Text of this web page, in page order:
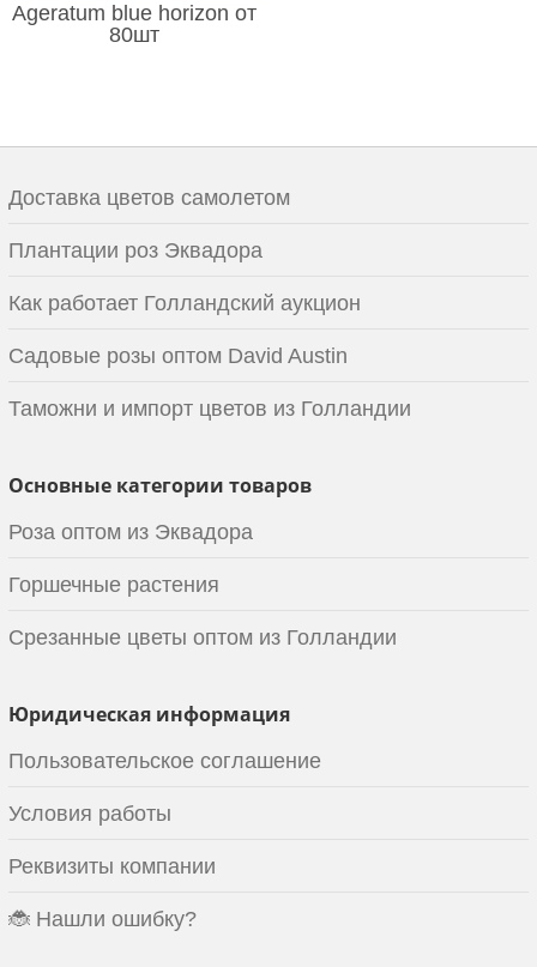
Ageratum blue horizon от
80шт
Доставка цветов самолетом
Плантации роз Эквадора
Как работает Голландский аукцион
Садовые розы оптом David Austin
Таможни и импорт цветов из Голландии
Основные категории товаров
Роза оптом из Эквадора
Горшечные растения
Срезанные цветы оптом из Голландии
Юридическая информация
Пользовательское соглашение
Условия работы
Реквизиты компании
🐞 Нашли ошибку?